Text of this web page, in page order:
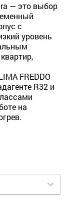
— это выбор
с
уровень
FREDDO
R32 и
на